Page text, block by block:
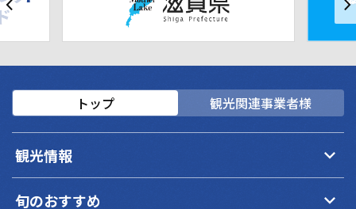
トップ 観光関連事業者様
観光情報 keyboard_arrow_down
旬のおすすめ keyboard_arrow_down